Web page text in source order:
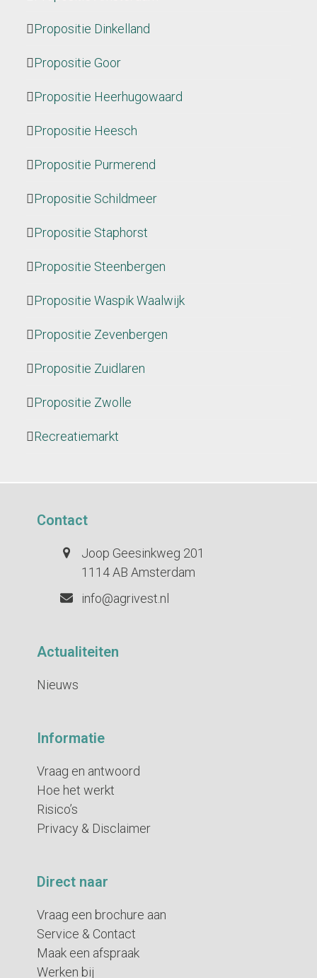
Propositie Dinkelland
Propositie Goor
Propositie Heerhugowaard
Propositie Heesch
Propositie Purmerend
Propositie Schildmeer
Propositie Staphorst
Propositie Steenbergen
Propositie Waspik Waalwijk
Propositie Zevenbergen
Propositie Zuidlaren
Propositie Zwolle
Recreatiemarkt
Contact
Joop Geesinkweg 201
1114 AB Amsterdam
info@agrivest.nl
Actualiteiten
Nieuws
Informatie
Vraag en antwoord
Hoe het werkt
Risico’s
Privacy & Disclaimer
Direct naar
Vraag een brochure aan
Service & Contact
Maak een afspraak
Werken bij